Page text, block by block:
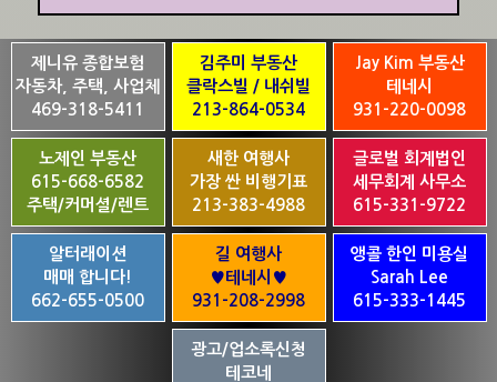
제니유 종합보험
자동차, 주택, 사업체
469-318-5411
김주미 부동산
클락스빌 / 내쉬빌
213-864-0534
Jay Kim 부동산
테네시
931-220-0098
노제인 부동산
615-668-6582
주택/커머셜/렌트
새한 여행사
가장 싼 비행기표
213-383-4988
글로벌 회계법인
세무회계 사무소
615-331-9722
알터래이션
매매 합니다!
662-655-0500
길 여행사
♥테네시♥
931-208-2998
앵콜 한인 미용실
Sarah Lee
615-333-1445
광고/업소록신청
테코네